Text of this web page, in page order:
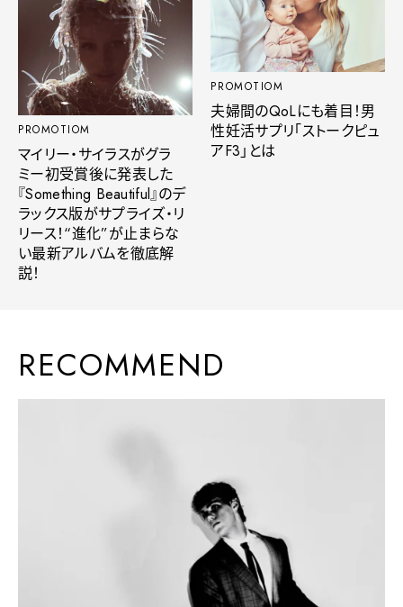
PROMOTIOM
マイリー・サイラスがグラ
ミー初受賞後に発表した
『Something Beautiful』のデ
ラックス版がサプライズ・リ
リース！“進化”が止まらな
い最新アルバムを徹底解
説！
PROMOTIOM
夫婦間のQoLにも着目！男
性妊活サプリ「ストークピュ
アF3」とは
RECOMMEND